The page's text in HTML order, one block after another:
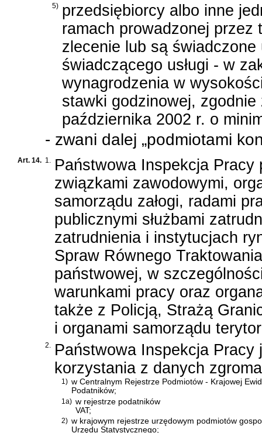
5) przedsiębiorcy albo inne
ramach prowadzonej przez
zlecenie lub są świadczone
świadczącego usługi - w
wynagrodzenia w
stawki godzinowej,
października 2002 r. o
- zwani dalej „podmiotami
Art. 14. 1. Państwowa Inspekcja Pracy
związkami zawodowymi,
samorządu załogi, radami
publicznymi służbami
zatrudnienia i instytucjach
Spraw Równego
państwowej, w
warunkami pracy oraz
także z Policją, Strażą
i organami samorządu
2. Państwowa Inspekcja Pracy
korzystania z danych
1) w Centralnym Rejestrze Podmiotów - Krajowej
Podatników;
1a) w rejestrze podatników
VAT;
2) w krajowym rejestrze urzędowym podmiotów
Urzędu Statystycznego;